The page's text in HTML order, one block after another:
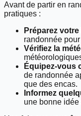
Avant de partir en
pratiques :
Préparez
randonnée
Vérifiez la
Équipez-vous
de randonnée
que des encas.
Informez
une bonne